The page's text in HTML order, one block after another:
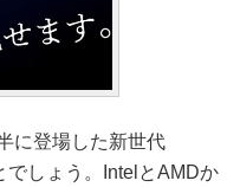
に登場した新世代
しょう。IntelとAMDか